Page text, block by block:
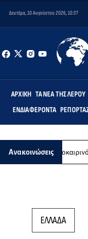
Δευτέρα, 10 Αυγούστου 2026, 10:37
ΑΡΧΙΚΉ ΤΑ ΝΈΑ ΤΗΣ ΛΈΡΟΥ
ΕΝΔΙΑΦΈΡΟΝΤΑ
Ανακοινώσεις
το καλοκαιρινό
ΕΛΛΑΔΑ